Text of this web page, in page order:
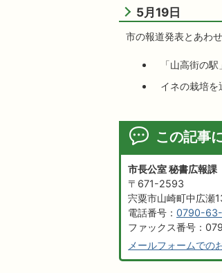
5月19日
市の報道発表とあわ
「山高街の
イネの栽培を
この記事
市長公室 秘書広報課
〒671-2593
宍粟市山崎町中広瀬
電話番号： 0790-
ファックス番号：
メールフォームでの